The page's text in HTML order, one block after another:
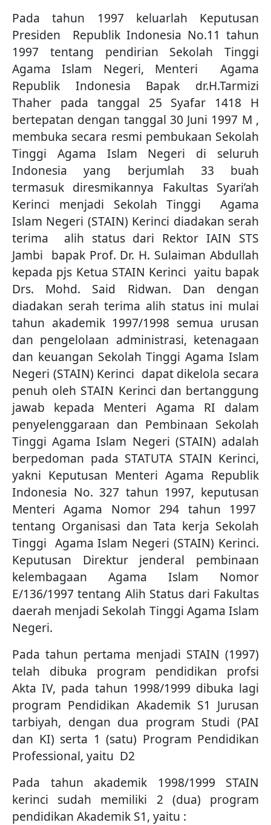
Pada tahun 1997 keluarlah Keputusan
Presiden Republik Indonesia No.11 tahun
1997 tentang pendirian Sekolah Tinggi
Agama Islam Negeri, Menteri Agama
Republik Indonesia Bapak dr.H.Tarmizi
Thaher pada tanggal 25 Syafar 1418 H
bertepatan dengan tanggal 30 Juni 1997 M ,
membuka secara resmi pembukaan Sekolah
Tinggi Agama Islam Negeri di seluruh
Indonesia yang berjumlah 33 buah
termasuk diresmikannya Fakultas Syari’ah
Kerinci menjadi Sekolah Tinggi Agama
Islam Negeri (STAIN) Kerinci diadakan serah
terima alih status dari Rektor IAIN STS
Jambi bapak Prof. Dr. H. Sulaiman Abdullah
kepada pjs Ketua STAIN Kerinci yaitu bapak
Drs. Mohd. Said Ridwan. Dan dengan
diadakan serah terima alih status ini mulai
tahun akademik 1997/1998 semua urusan
dan pengelolaan administrasi, ketenagaan
dan keuangan Sekolah Tinggi Agama Islam
Negeri (STAIN) Kerinci dapat dikelola secara
penuh oleh STAIN Kerinci dan bertanggung
jawab kepada Menteri Agama RI dalam
penyelenggaraan dan Pembinaan Sekolah
Tinggi Agama Islam Negeri (STAIN) adalah
berpedoman pada STATUTA STAIN Kerinci,
yakni Keputusan Menteri Agama Republik
Indonesia No. 327 tahun 1997, keputusan
Menteri Agama Nomor 294 tahun 1997
tentang Organisasi dan Tata kerja Sekolah
Tinggi Agama Islam Negeri (STAIN) Kerinci.
Keputusan Direktur jenderal pembinaan
kelembagaan Agama Islam Nomor
E/136/1997 tentang Alih Status dari Fakultas
daerah menjadi Sekolah Tinggi Agama Islam
Negeri.
Pada tahun pertama menjadi STAIN (1997)
telah dibuka program pendidikan profsi
Akta IV, pada tahun 1998/1999 dibuka lagi
program Pendidikan Akademik S1 Jurusan
tarbiyah, dengan dua program Studi (PAI
dan KI) serta 1 (satu) Program Pendidikan
Professional, yaitu D2
Pada tahun akademik 1998/1999 STAIN
kerinci sudah memiliki 2 (dua) program
pendidikan Akademik S1, yaitu :